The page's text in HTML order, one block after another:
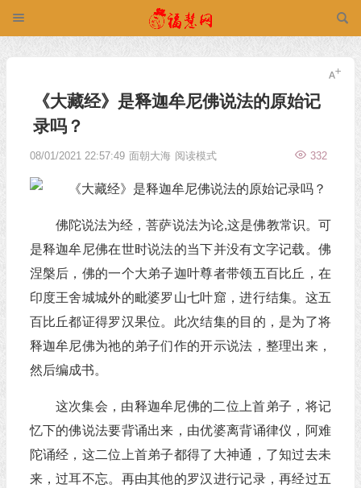
《大藏经》是释迦牟尼佛说法的原始记
录吗？
08/01/2021 22:57:49 面朝大海 332
阅读模式
佛陀说法为经，菩萨说法为论,这是佛教常识。可
是释迦牟尼佛在世时说法的当下并没有文字记载。佛
涅槃后，佛的一个大弟子迦叶尊者带领五百比丘，在
印度王舍城城外的毗婆罗山七叶窟，进行结集。这五
百比丘都证得罗汉果位。此次结集的目的，是为了将
释迦牟尼佛为祂的弟子们作的开示说法，整理出来，
然后编成书。
这次集会，由释迦牟尼佛的二位上首弟子，将记
忆下的佛说法要背诵出来，由优婆离背诵律仪，阿难
陀诵经，这二位上首弟子都得了大神通，了知过去未
来，过耳不忘。再由其他的罗汉进行记录，再经过五